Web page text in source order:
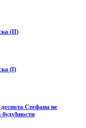
(II)
(I)
Стефана не